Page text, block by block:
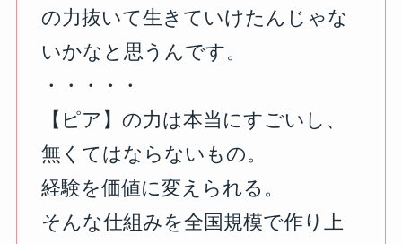
の力抜いて生きていけたんじゃな
いかなと思うんです。
⁡・・・・・
【ピア】の力は本当にすごいし、
無くてはならないもの。
経験を価値に変えられる。
そんな仕組みを全国規模で作り上